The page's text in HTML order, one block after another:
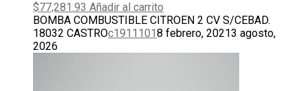
$77,281.93 Añadir al carrito
BOMBA COMBUSTIBLE CITROEN 2 CV S/CEBAD.
18032 CASTROc1911101 8 febrero, 20213 agosto,
2026